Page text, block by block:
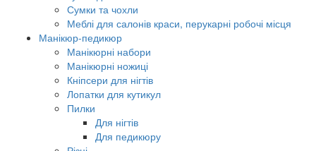
Сумки та чохли
Меблі для салонів краси, перукарні робочі місця
Манікюр-педикюр
Манікюрні набори
Манікюрні ножиці
Кніпсери для нігтів
Лопатки для кутикул
Пилки
Для нігтів
Для педикюру